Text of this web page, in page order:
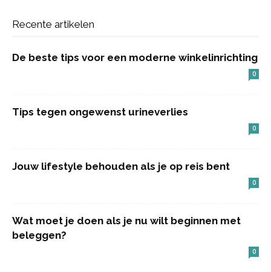
Recente artikelen
De beste tips voor een moderne winkelinrichting
0
Tips tegen ongewenst urineverlies
0
Jouw lifestyle behouden als je op reis bent
0
Wat moet je doen als je nu wilt beginnen met
beleggen?
0